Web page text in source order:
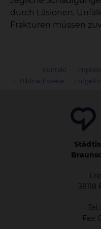
durch Läsionen,
Frakturen müssen
Kontakt
Bildnachweise
Fax: